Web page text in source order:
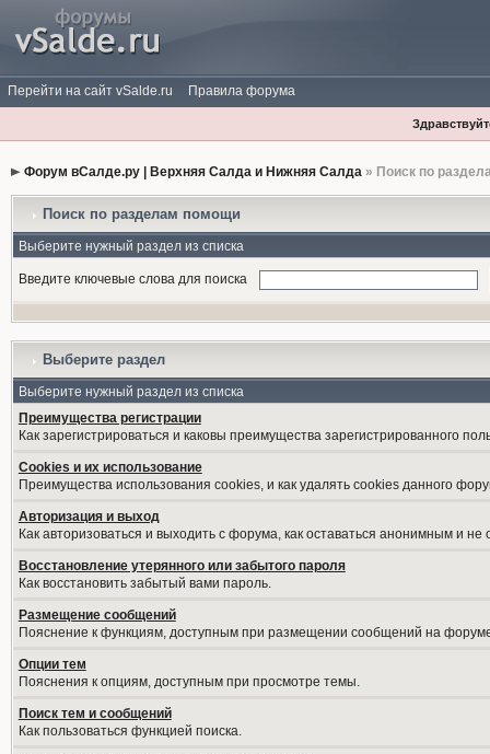
Перейти на сайт vSalde.ru Правила форума
Форум вСалде.ру | Верхняя Салда и Нижняя Салда» Поиск по
Поиск по разделам помощи
Выберите нужный раздел из списка
Введите ключевые слова для поиска
Выберите раздел
Выберите нужный раздел из списка
Преимущества регистрации
Как зарегистрироваться и каковы преимущества зарегистрированного
Cookies и их использование
Преимущества использования cookies, и как удалять cookies данного
Авторизация и выход
Как авторизоваться и выходить с форума, как оставаться анонимным и
Восстановление утерянного или забытого пароля
Как восстановить забытый вами пароль.
Размещение сообщений
Пояснение к функциям, доступным при размещении сообщений на
Опции тем
Пояснения к опциям, доступным при просмотре темы.
Поиск тем и сообщений
Как пользоваться функцией поиска.